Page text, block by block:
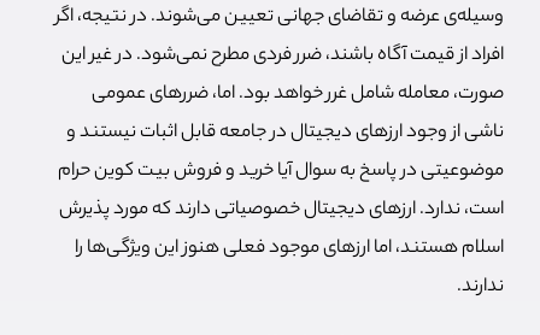
وسیله‌ی عرضه و تقاضای جهانی تعیین می‌شوند. در نتیجه، اگر
افراد از قیمت آگاه باشند، ضرر فردی مطرح نمی‌شود. در غیر این
صورت، معامله شامل غرر خواهد بود. اما، ضررهای عمومی
ناشی از وجود ارزهای دیجیتال در جامعه قابل اثبات نیستند و
موضوعیتی در پاسخ به سوال آیا خرید و فروش بیت کوین حرام
است، ندارد. ارزهای دیجیتال خصوصیاتی دارند که مورد پذیرش
اسلام هستند، اما ارزهای موجود فعلی هنوز این ویژگی‌ها را
ندارند.